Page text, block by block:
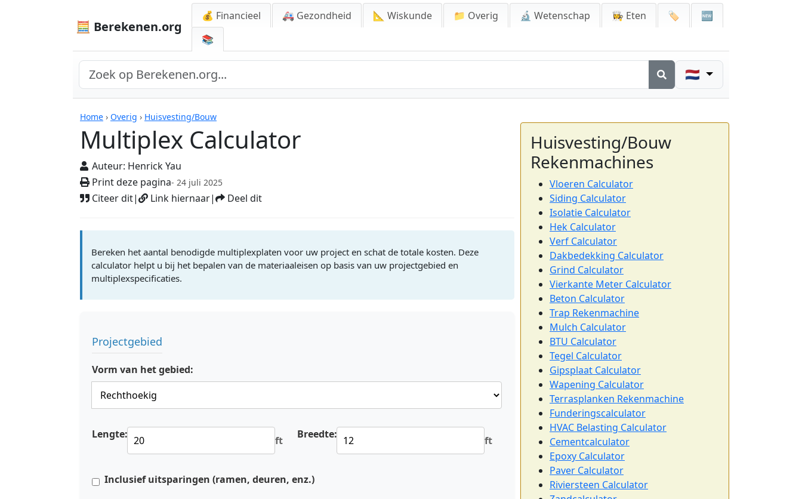
🧮 Berekenen.org
💰 Financieel 🚑 Gezondheid 📐 Wiskunde 📁 Overig 🔬 Wetenschap 👩‍🍳 Eten 🏷️
🆕
📚
🇳🇱
Home › Overig › Huisvesting/Bouw
Multiplex Calculator
Auteur: Henrick Yau
Print deze pagina- 24 juli 2025
Citeer dit| Link hiernaar| Deel dit
Rekenmachines
Bereken het aantal benodigde multiplexplaten voor uw project en schat de totale kosten. Deze
calculator helpt u bij het bepalen van de materiaaleisen op basis van uw projectgebied en
multiplexspecificaties.
Projectgebied
Vorm van het gebied:
Lengte: ft Breedte: ft
Inclusief uitsparingen (ramen, deuren, enz.)
Huisvesting/Bouw
Rekenmachines
Vloeren Calculator
Siding Calculator
Isolatie Calculator
Hek Calculator
Verf Calculator
Dakbedekking Calculator
Grind Calculator
Vierkante Meter Calculator
Beton Calculator
Trap Rekenmachine
Mulch Calculator
BTU Calculator
Tegel Calculator
Gipsplaat Calculator
Wapening Calculator
Terrasplanken Rekenmachine
Funderingscalculator
HVAC Belasting Calculator
Cementcalculator
Epoxy Calculator
Paver Calculator
Riviersteen Calculator